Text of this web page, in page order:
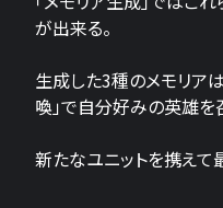
が出来る。
生成した3種のメモリア
喚」で自分好みの英雄を
新たなユニットを携えて